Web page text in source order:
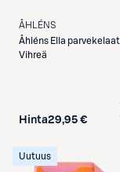
ÅHLÉNS
Åhléns Ella
Vihreä
Hinta29,95 €
Uutuus